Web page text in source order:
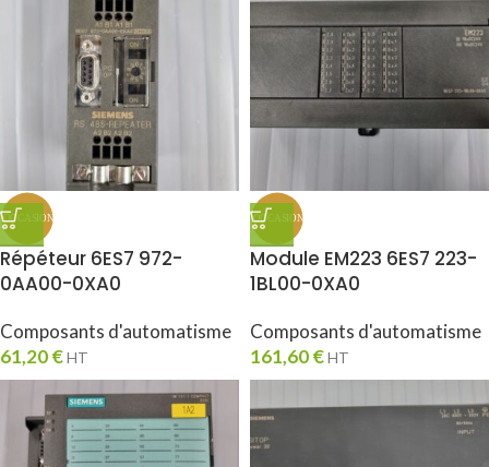
Répéteur 6ES7 972-
0AA00-0XA0
Composants d'automatisme
61,20€HT
Module EM223 6ES7 223-
1BL00-0XA0
Composants d'automatisme
161,60€HT